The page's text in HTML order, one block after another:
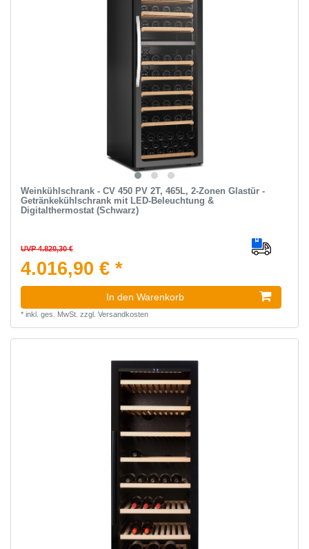
Weinkühlschrank - CV 450 PV 2T, 465L, 2-Zonen Glastür -
Getränkekühlschrank mit LED-Beleuchtung &
Digitalthermostat (Schwarz)
UVP 4.820,30 €
4.016,90 € *
In den Warenkorb
* inkl. ges. MwSt. zzgl. Versandkosten